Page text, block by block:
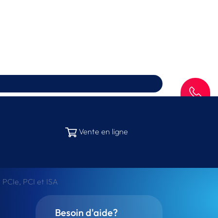
Vente en ligne
PCI et ISA
Besoin d'aide?